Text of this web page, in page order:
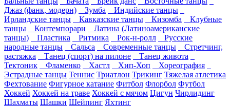
Джаз (фанк, модерн)
Зумба
Индийские танцы
Ирландские танцы
Кавказские танцы Кизомба
Клубные
танцы
Контемпорари
Латина (Латиноамериканские
танцы)
Пластика Ритмика Рок-н-ролл
Русские
народные танцы
Сальса Современные танцы
Стретчинг,
растяжка
Танец (спорт) на пилоне
Танец живота
Тектоник
Фламенко Хастл Хип-Хоп
Хореография
Эстрадные танцы Теннис Триатлон Трикинг Тяжелая атлетика
Фехтование Фигурное катание Фитбол Флорбол Футбол
Хоккей Хоккей на траве Хоккей с мячом Цигун Чирлидинг
Шахматы Шашки Шейпинг Яхтинг